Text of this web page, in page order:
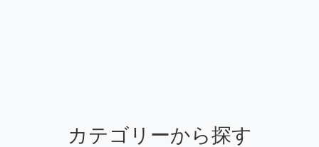
カテゴリーから探す